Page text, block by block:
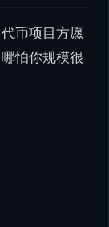
币项目方愿
怕你规模很